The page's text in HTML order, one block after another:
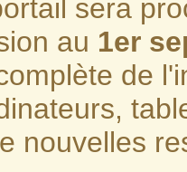
sera
au 1er
de
nouvelles